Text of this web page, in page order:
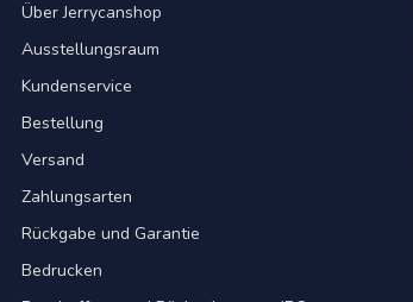
Über Jerrycanshop
Ausstellungsraum
Kundenservice
Bestellung
Versand
Zahlungsarten
Rückgabe und Garantie
Bedrucken